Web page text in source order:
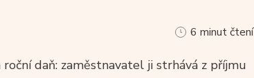
6 minut čtení
daň: zaměstnavatel ji strhává z příjmu